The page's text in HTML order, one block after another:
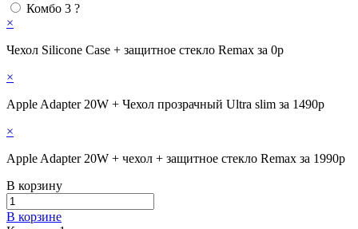
Комбо 3 ?
×
Чехол Silicone Case + защитное стекло Remax за 0р
×
Apple Adapter 20W + Чехол прозрачный Ultra slim за 1490р
×
Apple Adapter 20W + чехол + защитное стекло Remax за 1990р
В корзину
В корзине